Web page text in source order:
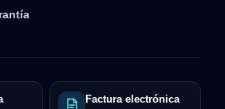
Factura electrónica